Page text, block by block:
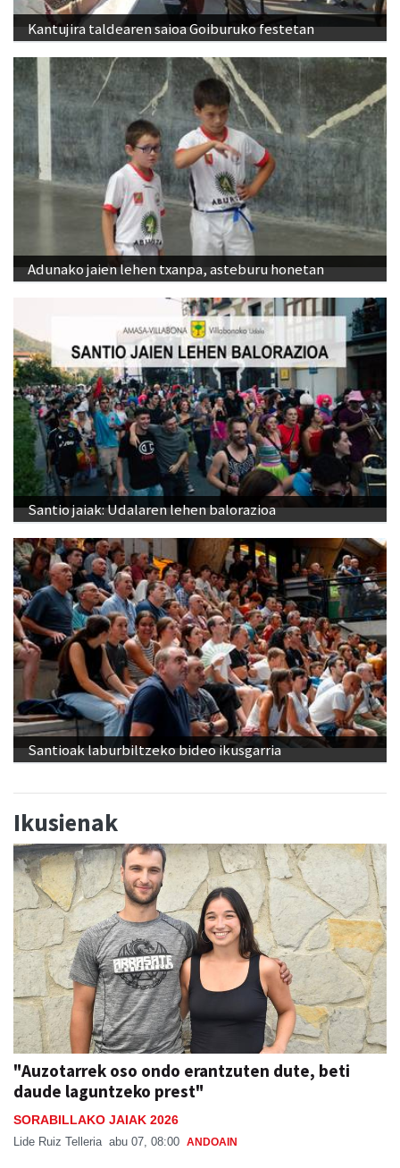
Kantujira taldearen saioa Goiburuko festetan
Adunako jaien lehen txanpa, asteburu honetan
Santio jaiak: Udalaren lehen balorazioa
Santioak laburbiltzeko bideo ikusgarria
Ikusienak
"Auzotarrek oso ondo erantzuten dute, beti
daude laguntzeko prest"
SORABILLAKO JAIAK 2026
Lide Ruiz Telleria abu 07, 08:00 ANDOAIN